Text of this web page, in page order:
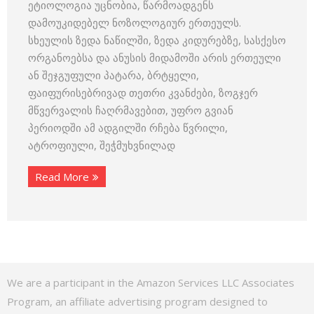
ეტიოლოგია უცნობია, წარმოადგენს
დამოუკიდებელ ნოზოლოგიურ ერთეულს.
სხეულის ზედა ნაწილში, ზედა კიდურებზე, სასქესო
ორგანოებსა და ანუსის მიდამოში არის ერთეული
ან შეჯგუფული პატარა, ბრტყელი,
ფაიფურისებრივად თეთრი კვანძები, ზოგჯერ
მწვერვალის ჩაღრმავებით, უფრო გვიან
პერიოდში ამ ადგილში რჩება წვრილი,
ატროფიული, შეჭმუხვნილად
Read More
We are a participant in the Amazon Services LLC Associates
Program, an affiliate advertising program designed to